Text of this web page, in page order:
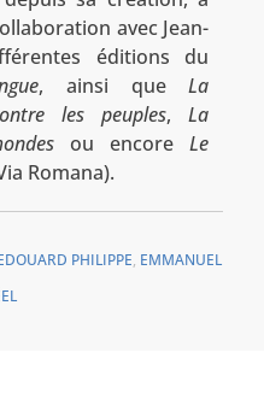
avec Jean-
éditions du
, ainsi queLa
les peuples,La
ou encoreLe
Romana).
PHILIPPE, EMMANUEL